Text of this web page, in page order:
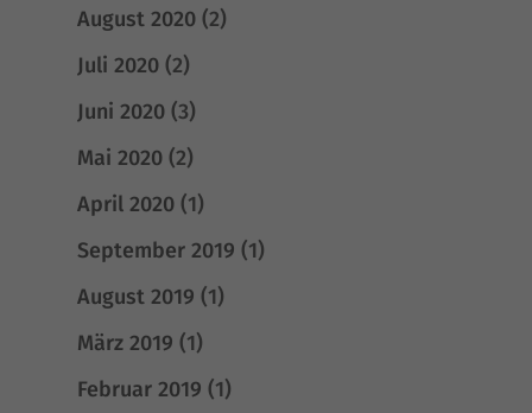
August 2020(2)
Juli 2020(2)
Juni 2020(3)
Mai 2020(2)
April 2020(1)
September 2019 (1)
August 2019 (1)
März 2019 (1)
Februar 2019 (1)
Cookie-Informationen anzeigen
Externe Medien (4)
Inhalte von Videoplattformen und Social-Media-Plattformen werden
standardmäßig blockiert. Wenn Cookies von externen Medien akzeptiert
Cookie-Informationen anzeigen